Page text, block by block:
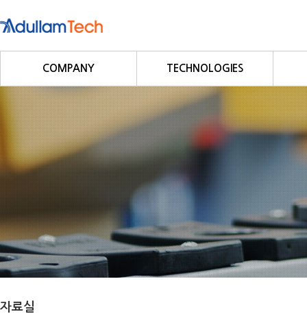
COMPANY TECHNOLOGIES
회사소개
회사연혁
사업영역
Fieldbus
Profibus
DeviceNet
CC-Link
CANopen
Modbus/Modbus TCP
자료실